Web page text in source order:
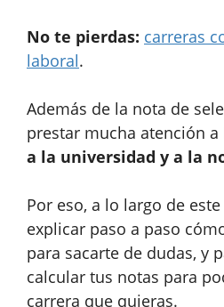
No te pierdas: carreras
laboral.
Además de la nota de
prestar mucha atención a
a la universidad y a la
Por eso, a lo largo de
explicar paso a paso
para sacarte de dudas, y
calcular tus notas para
carrera que quieras.